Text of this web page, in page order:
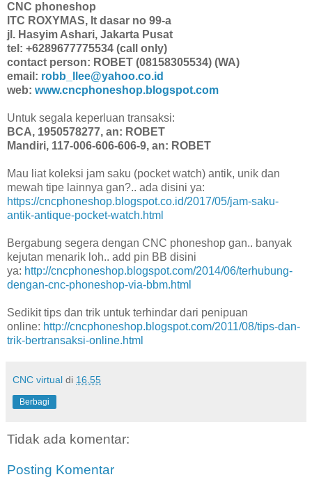
CNC phoneshop
ITC ROXYMAS, lt dasar no 99-a
jl. Hasyim Ashari, Jakarta Pusat
tel: +6289677775534 (call only)
contact person: ROBET (08158305534) (WA)
email: robb_llee@yahoo.co.id
web: www.cncphoneshop.blogspot.com
Untuk segala keperluan transaksi:
BCA, 1950578277, an: ROBET
Mandiri, 117-006-606-606-9, an: ROBET
Mau liat koleksi jam saku (pocket watch) antik, unik dan
mewah tipe lainnya gan?.. ada disini ya:
https://cncphoneshop.blogspot.co.id/2017/05/jam-saku-
antik-antique-pocket-watch.html
Bergabung segera dengan CNC phoneshop gan.. banyak
kejutan menarik loh.. add pin BB disini
ya: http://cncphoneshop.blogspot.com/2014/06/terhubung-
dengan-cnc-phoneshop-via-bbm.html
Sedikit tips dan trik untuk terhindar dari penipuan
online: http://cncphoneshop.blogspot.com/2011/08/tips-dan-
trik-bertransaksi-online.html
CNC virtual di 16.55
Berbagi
Tidak ada komentar:
Posting Komentar